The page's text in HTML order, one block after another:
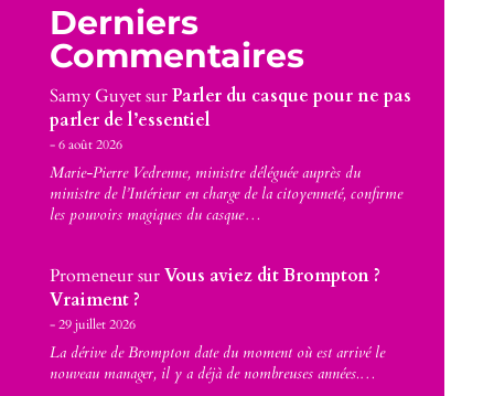
Derniers
Commentaires
Samy GuyetsurParler du casque pour ne pas
parler de l’essentiel
6 août 2026
Marie-Pierre Vedrenne, ministre déléguée auprès du
ministre de l’Intérieur en charge de la citoyenneté, confirme
les pouvoirs magiques du casque…
PromeneursurVous aviez dit Brompton ?
Vraiment ?
29 juillet 2026
La dérive de Brompton date du moment où est arrivé le
nouveau manager, il y a déjà de nombreuses années.…